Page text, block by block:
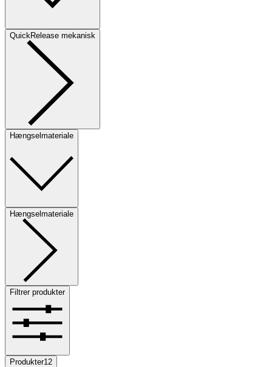
QuickRelease mekanisk
Hængselmateriale
Hængselmateriale
Filtrer produkter
Produkter12